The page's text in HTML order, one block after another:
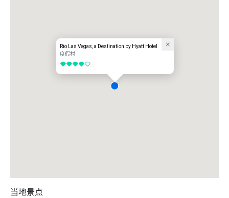
Rio Las Vegas, a Destination by Hyatt Hotel
度假村
4/5
当地景点